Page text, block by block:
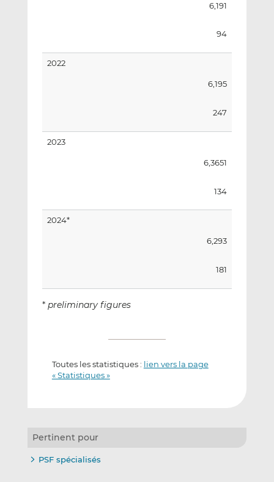
6,191
94
2022
6,195
247
2023
6,3651
134
2024*
6,293
181
* preliminary figures
Toutes les statistiques : lien vers la page
« Statistiques »
Pertinent pour
PSF spécialisés